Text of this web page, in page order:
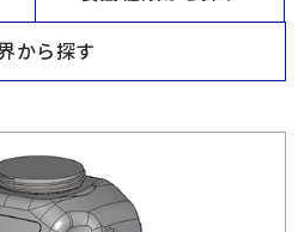
から探す